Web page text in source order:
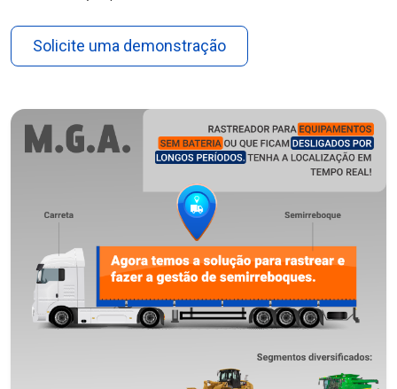
Solicite uma demonstração